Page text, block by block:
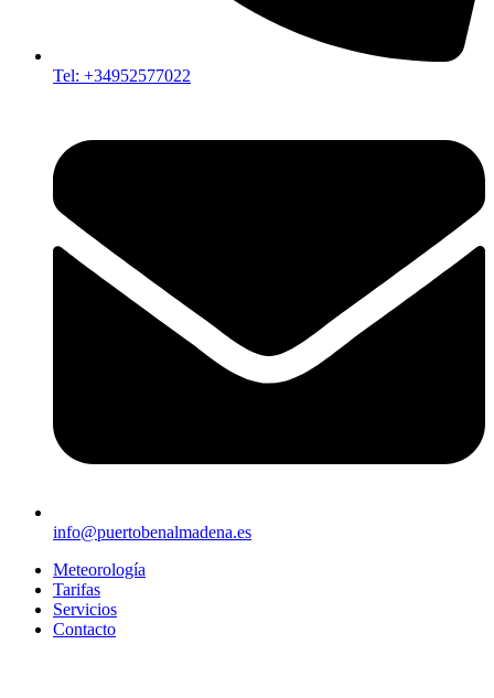
Tel: +34952577022
info@puertobenalmadena.es
Meteorología
Tarifas
Servicios
Contacto